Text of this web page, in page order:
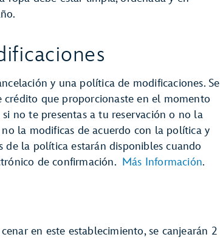
y una política de modificaciones. Se
que proporcionaste en el momento
no te presentas a tu reservación o no la
la modificas de acuerdo con la política y
de la política estarán disponibles cuando
de confirmación. Más Información.
en este establecimiento, se canjearán 2